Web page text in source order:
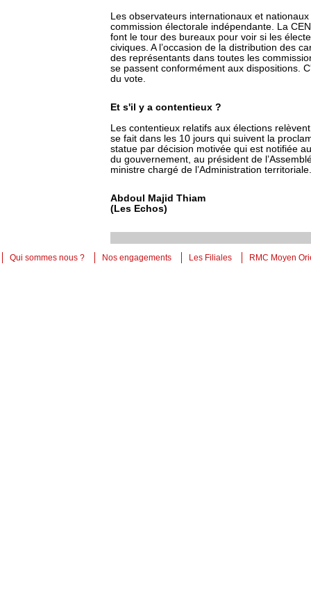
Les observateurs internationaux et
commission électorale indépendante. La
font le tour des bureaux pour voir si les
civiques. A l’occasion de la distribution des
des représentants dans toutes les
se passent conformément aux dispositions.
du vote.
Et s'il y a contentieux ?
Les contentieux relatifs aux élections
se fait dans les 10 jours qui suivent la
statue par décision motivée qui est notifiée
du gouvernement, au président de
ministre chargé de l’Administration territoriale.
Abdoul Majid Thiam
(Les Echos)
Qui sommes nous ? Nos engagements Les Filiales RMC Moyen